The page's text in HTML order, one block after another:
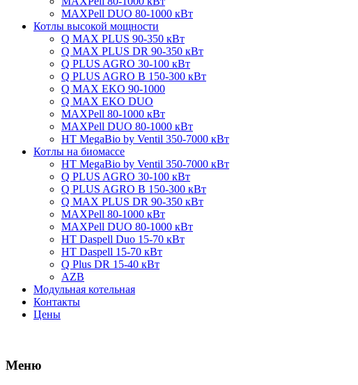
MAXPell DUO 80-1000 кВт
Котлы высокой мощности
Q MAX PLUS 90-350 кВт
Q MAX PLUS DR 90-350 кВт
Q PLUS AGRO 30-100 кВт
Q PLUS AGRO B 150-300 кВт
Q MAX EKO 90-1000
Q MAX EKO DUO
MAXPell 80-1000 кВт
MAXPell DUO 80-1000 кВт
HT MegaBio by Ventil 350-7000 кВт
Котлы на биомассе
HT MegaBio by Ventil 350-7000 кВт
Q PLUS AGRO 30-100 кВт
Q PLUS AGRO B 150-300 кВт
Q MAX PLUS DR 90-350 кВт
MAXPell 80-1000 кВт
MAXPell DUO 80-1000 кВт
HT Daspell Duo 15-70 кВт
HT Daspell 15-70 кВт
Q Plus DR 15-40 кВт
AZB
Модульная котельная
Контакты
Цены
Меню